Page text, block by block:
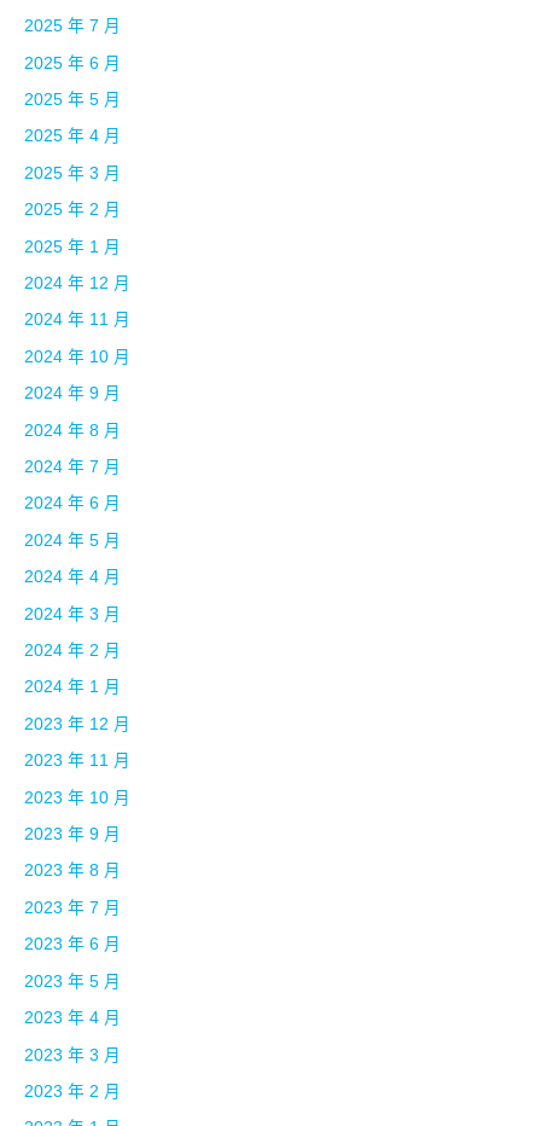
2025 年 7 月
2025 年 6 月
2025 年 5 月
2025 年 4 月
2025 年 3 月
2025 年 2 月
2025 年 1 月
2024 年 12 月
2024 年 11 月
2024 年 10 月
2024 年 9 月
2024 年 8 月
2024 年 7 月
2024 年 6 月
2024 年 5 月
2024 年 4 月
2024 年 3 月
2024 年 2 月
2024 年 1 月
2023 年 12 月
2023 年 11 月
2023 年 10 月
2023 年 9 月
2023 年 8 月
2023 年 7 月
2023 年 6 月
2023 年 5 月
2023 年 4 月
2023 年 3 月
2023 年 2 月